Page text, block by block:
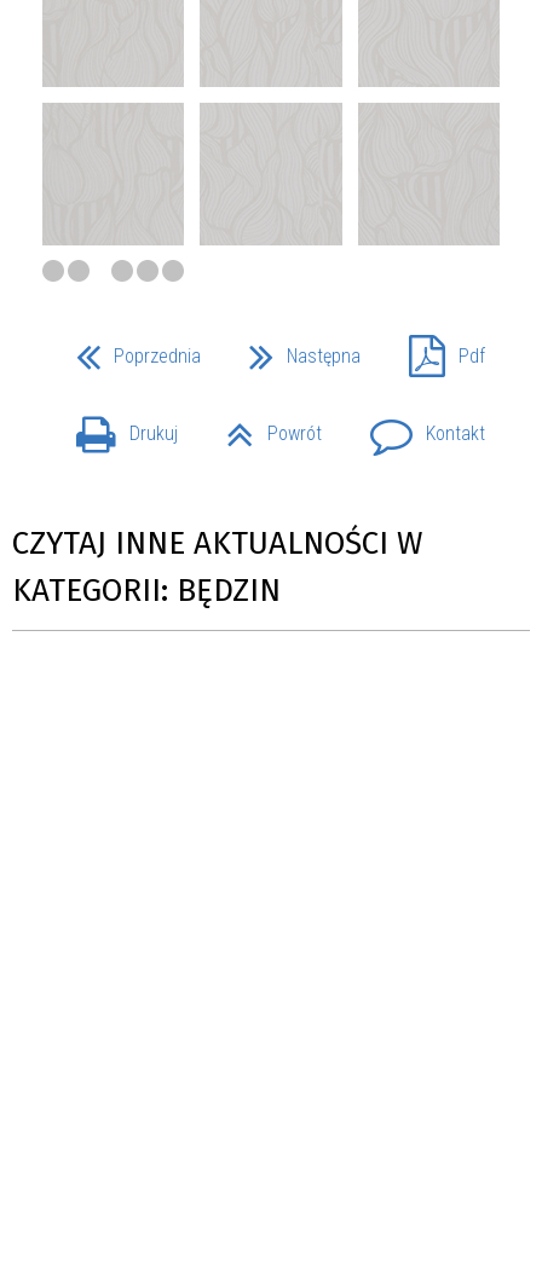
Poprzednia Następna Pdf
Drukuj Powrót Kontakt
CZYTAJ INNE AKTUALNOŚCI W
KATEGORII: BĘDZIN